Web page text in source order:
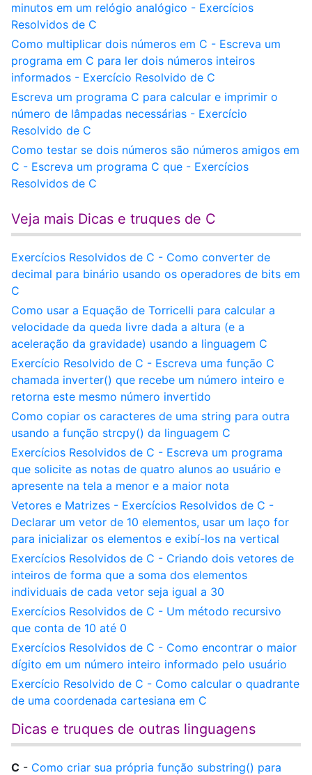
minutos em um relógio analógico - Exercícios
Resolvidos de C
Como multiplicar dois números em C - Escreva um
programa em C para ler dois números inteiros
informados - Exercício Resolvido de C
Escreva um programa C para calcular e imprimir o
número de lâmpadas necessárias - Exercício
Resolvido de C
Como testar se dois números são números amigos em
C - Escreva um programa C que - Exercícios
Resolvidos de C
Veja mais Dicas e truques de C
Exercícios Resolvidos de C - Como converter de
decimal para binário usando os operadores de bits em
C
Como usar a Equação de Torricelli para calcular a
velocidade da queda livre dada a altura (e a
aceleração da gravidade) usando a linguagem C
Exercício Resolvido de C - Escreva uma função C
chamada inverter() que recebe um número inteiro e
retorna este mesmo número invertido
Como copiar os caracteres de uma string para outra
usando a função strcpy() da linguagem C
Exercícios Resolvidos de C - Escreva um programa
que solicite as notas de quatro alunos ao usuário e
apresente na tela a menor e a maior nota
Vetores e Matrizes - Exercícios Resolvidos de C -
Declarar um vetor de 10 elementos, usar um laço for
para inicializar os elementos e exibí-los na vertical
Exercícios Resolvidos de C - Criando dois vetores de
inteiros de forma que a soma dos elementos
individuais de cada vetor seja igual a 30
Exercícios Resolvidos de C - Um método recursivo
que conta de 10 até 0
Exercícios Resolvidos de C - Como encontrar o maior
dígito em um número inteiro informado pelo usuário
Exercício Resolvido de C - Como calcular o quadrante
de uma coordenada cartesiana em C
Dicas e truques de outras linguagens
C - Como criar sua própria função substring() para